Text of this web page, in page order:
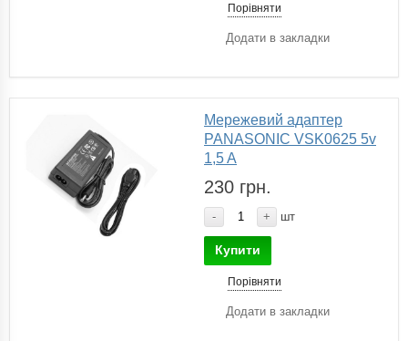
Порівняти
Додати в закладки
Мережевий адаптер
PANASONIC VSK0625 5v
1,5 A
230 грн.
- + шт
Купити
Порівняти
Додати в закладки